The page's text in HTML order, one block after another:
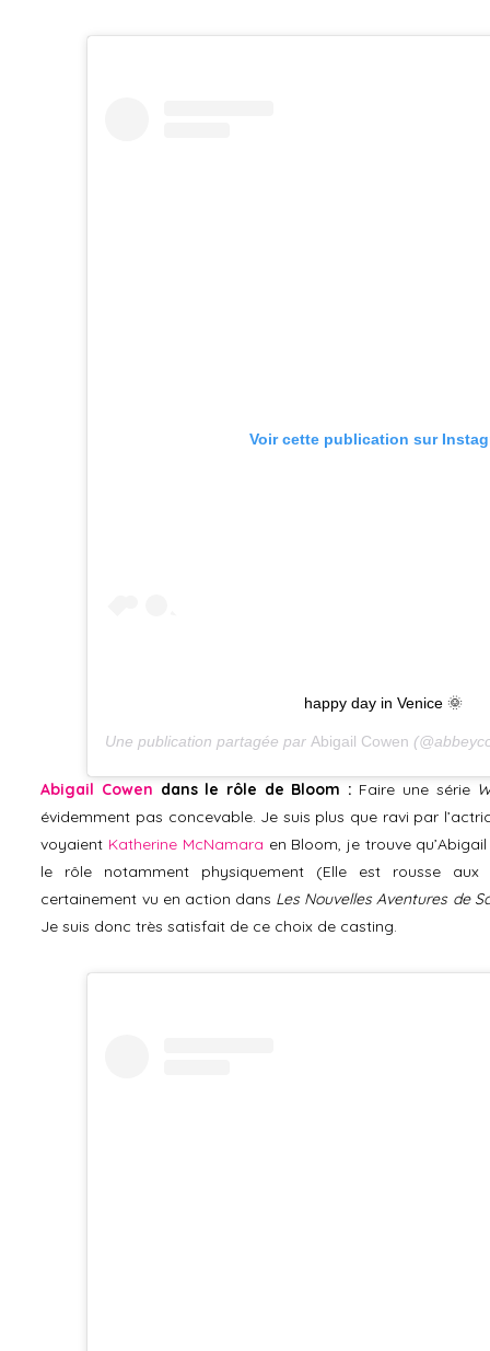
Voir cette publication sur
happy day in Venice 🌞
Une publication partagée par Abigail Cowen
Abigail Cowen dans le rôle de Bloom : Faire une série
évidemment pas concevable. Je suis plus que ravi par
voyaient Katherine McNamara en Bloom, je trouve
le rôle notamment physiquement (Elle est rousse aux
certainement vu en action dans Les Nouvelles Aventures de
Je suis donc très satisfait de ce choix de casting.